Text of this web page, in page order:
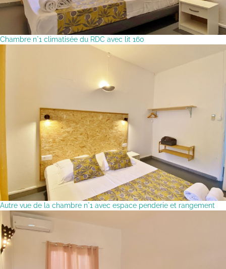
Chambre n°1 climatisée du RDC avec lit 160
Autre vue de la chambre n°1 avec espace penderie et rangement